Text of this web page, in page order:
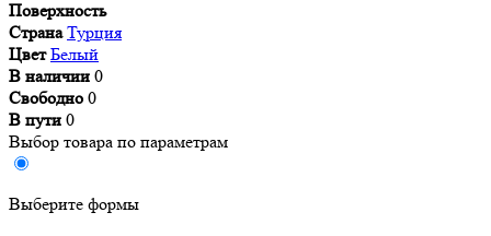
Поверхность
Страна Турция
Цвет Белый
В наличии 0
Свободно 0
В пути 0
Выбор товара по параметрам
Выберите формы